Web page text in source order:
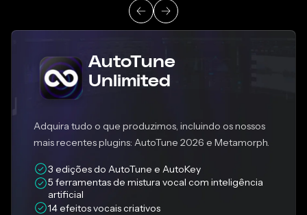
AutoTune
Unlimited
Adquira tudo o que produzimos, incluindo os nossos
mais recentes plugins: AutoTune 2026 e Metamorph.
3 edições do AutoTune e AutoKey
5 ferramentas de mistura vocal com inteligência
artificial
14 efeitos vocais criativos